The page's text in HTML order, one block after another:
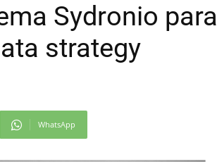
Sydronio para
strategy
WhatsApp